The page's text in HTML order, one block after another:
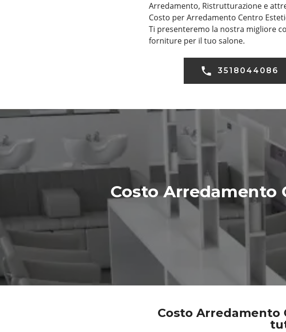
Arredamento, Ristrutturazione e
Costo per Arredamento Centro
Ti presenteremo la nostra migliore
forniture per il tuo salone.
3518044086
Costo Arredamento
Costo Arredamento